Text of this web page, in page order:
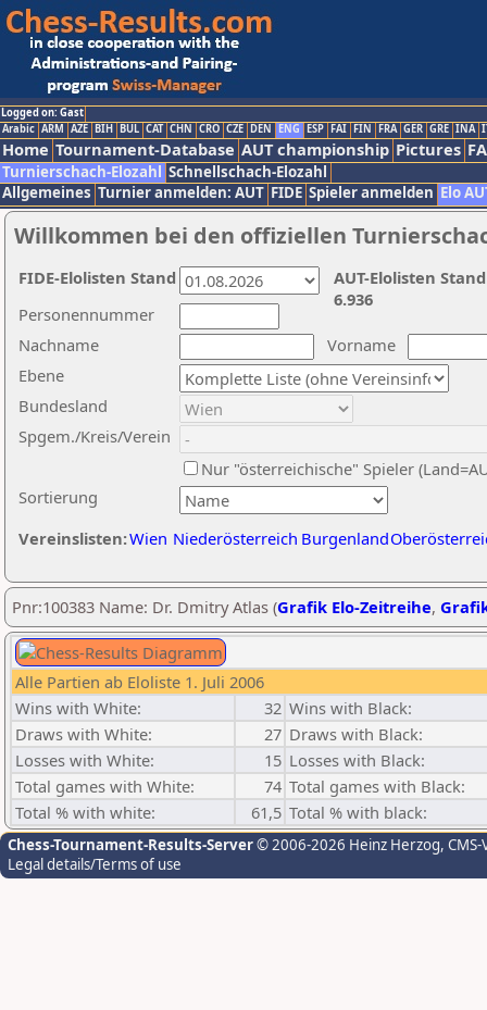
Logged on: Gast
Arabic ARM AZE BIH BUL CAT CHN CRO CZE DEN ENG ESP FAI FIN FRA GER GRE INA
Home Tournament-Database AUT championship Pictures
Turnierschach-Elozahl Schnellschach-Elozahl
Allgemeines Turnier anmelden: AUT FIDE Spieler anmelden Elo
Willkommen bei den offiziellen
Nachname
Vorname
Ebene
Sortierung
Personennummer
Bundesland
Spgem./Kreis/Verein
Nur "österreichische" Spieler
Vereinslisten:Wien Niederösterreich Burgenland
AUT-Elolisten
6.936
FIDE-Elolisten Stand
Pnr:100383 Name: Dr. Dmitry Atlas (Grafik Elo-Zeitreihe,
Alle Partien ab Eloliste 1. Juli 2006
Wins with White:
32 Wins with Black:
Draws with White:
27 Draws with Black:
Losses with White:
15 Losses with Black:
Total games with White:
74 Total games with Black:
Total % with white:
61,5 Total % with black:
Chess-Tournament-Results-Server© 2006-2026 Heinz Herzog,
Legal details/Terms of use